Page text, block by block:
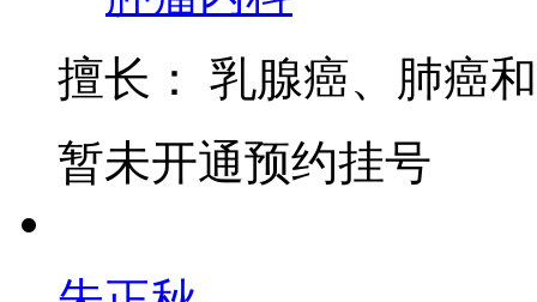
肿瘤内科
擅长：
乳腺癌、肺癌
暂未开通预约挂号